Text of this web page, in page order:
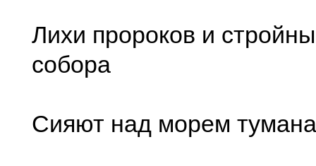
Лихи пророков и
собора
Сияют над морем